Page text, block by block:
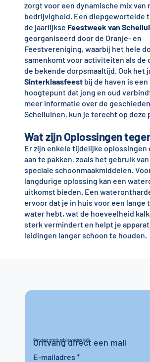
zorgt voor een dynamische mix van
bedrijvigheid. Een diepgewortelde
de jaarlijkse Feestweek van
georganiseerd door de Oranje- en
Feestvereniging, waarbij het hele
samenkomt voor activiteiten als de
de bekende dorpsmaaltijd. Ook het
Sinterklaasfeestbij de haven is een
hoogtepunt dat jong en oud
meer informatie over de
Schelluinen, kun je terecht op deze
Wat zijn Oplossingen
Er zijn enkele tijdelijke oplossingen
aan te pakken, zoals het gebruik
speciale schoonmaakmiddelen.
langdurige oplossing kan een
uitkomst bieden. Een
ervoor dat je in huis voor een lange
water hebt, wat de hoeveelheid
sterk vermindert en helpt je
leidingen langer schoon te houden.
Ontvang gratis advies tegen kalk
Ontvang direct een mail
E-mailadres